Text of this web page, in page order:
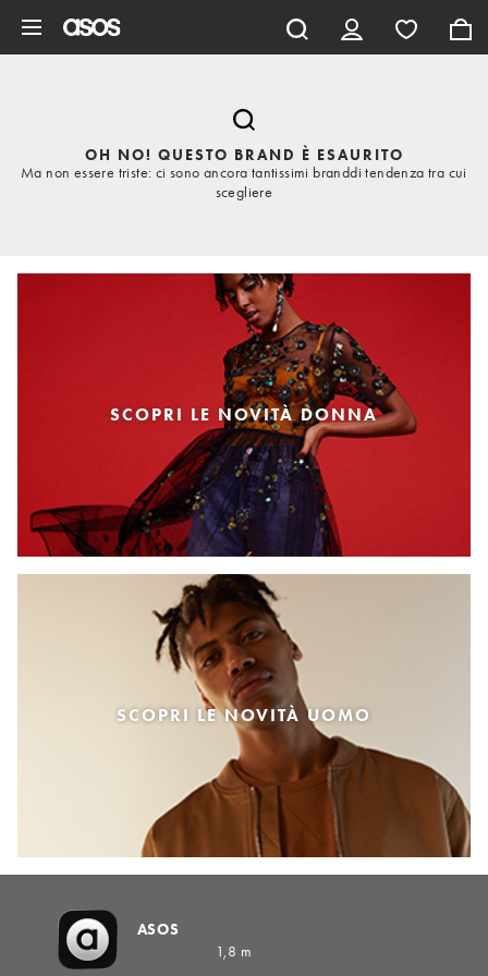
OH NO! QUESTO BRAND È ESAURITO
Ma non essere triste: ci sono ancora tantissimi branddi tendenza tra cui
scegliere
SCOPRI LE NOVITÀ DONNA
SCOPRI LE NOVITÀ UOMO
ASOS
1,8 m